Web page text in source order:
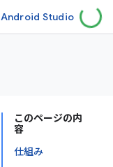
Android Studio
このページの内
容
仕組み